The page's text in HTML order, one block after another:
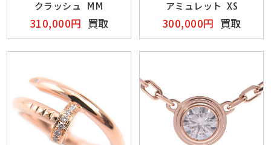
クラッシュ MM
310,000円 買取
アミュレット XS
300,000円 買取